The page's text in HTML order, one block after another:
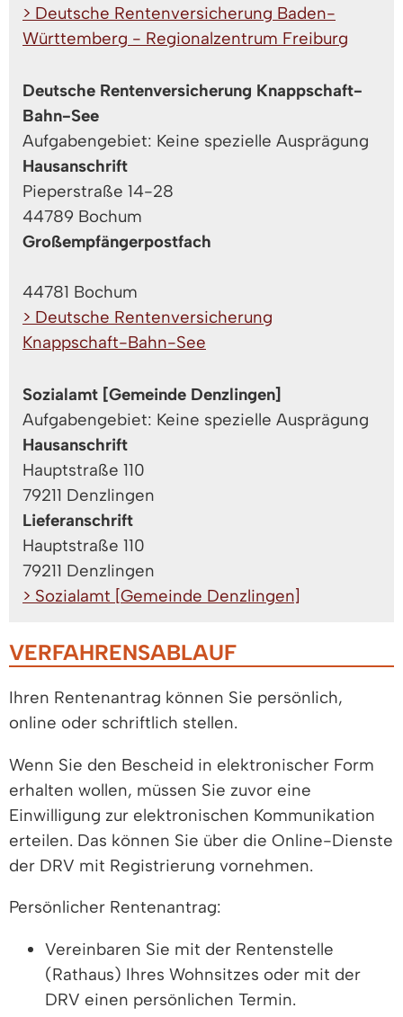
> Deutsche Rentenversicherung Baden-
Württemberg - Regionalzentrum Freiburg
Deutsche Rentenversicherung Knappschaft-
Bahn-See
Aufgabengebiet: Keine spezielle Ausprägung
Hausanschrift
Pieperstraße 14-28
44789 Bochum
Großempfängerpostfach
44781 Bochum
> Deutsche Rentenversicherung
Knappschaft-Bahn-See
Sozialamt [Gemeinde Denzlingen]
Aufgabengebiet: Keine spezielle Ausprägung
Hausanschrift
Hauptstraße 110
79211 Denzlingen
Lieferanschrift
Hauptstraße 110
79211 Denzlingen
> Sozialamt [Gemeinde Denzlingen]
VERFAHRENSABLAUF
Ihren Rentenantrag können Sie persönlich,
online oder schriftlich stellen.
Wenn Sie den Bescheid in elektronischer Form
erhalten wollen, müssen Sie zuvor eine
Einwilligung zur elektronischen Kommunikation
erteilen. Das können Sie über die Online-Dienste
der DRV mit Registrierung vornehmen.
Persönlicher Rentenantrag:
Vereinbaren Sie mit der Rentenstelle
(Rathaus) Ihres Wohnsitzes oder mit der
DRV einen persönlichen Termin.